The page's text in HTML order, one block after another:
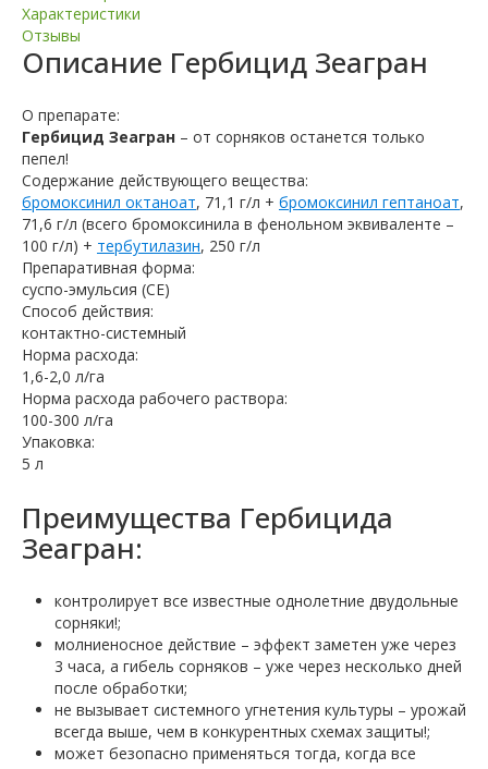
Характеристики
Отзывы
Описание Гербицид Зеагран
О препарате:
Гербицид Зеагран – от сорняков останется только
пепел!
Содержание действующего вещества:
бромоксинил октаноат, 71,1 г/л + бромоксинил гептаноат,
71,6 г/л (всего бромоксинила в фенольном эквиваленте –
100 г/л) + тербутилазин, 250 г/л
Препаративная форма:
суспо-эмульсия (СЕ)
Способ действия:
контактно-системный
Норма расхода:
1,6-2,0 л/га
Норма расхода рабочего раствора:
100-300 л/га
Упаковка:
5 л
Преимущества Гербицида
Зеагран:
контролирует все известные однолетние двудольные
сорняки!;
молниеносное действие – эффект заметен уже через
3 часа, а гибель сорняков – уже через несколько дней
после обработки;
не вызывает системного угнетения культуры – урожай
всегда выше, чем в конкурентных схемах защиты!;
может безопасно применяться тогда, когда все